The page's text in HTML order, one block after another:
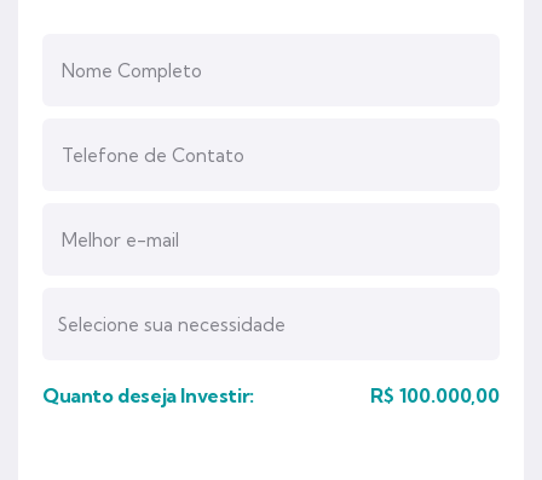
Quanto deseja Investir: R$ 100.000,00